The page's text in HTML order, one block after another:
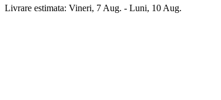
Livrare estimata: Vineri, 7 Aug. - Luni, 10 Aug.